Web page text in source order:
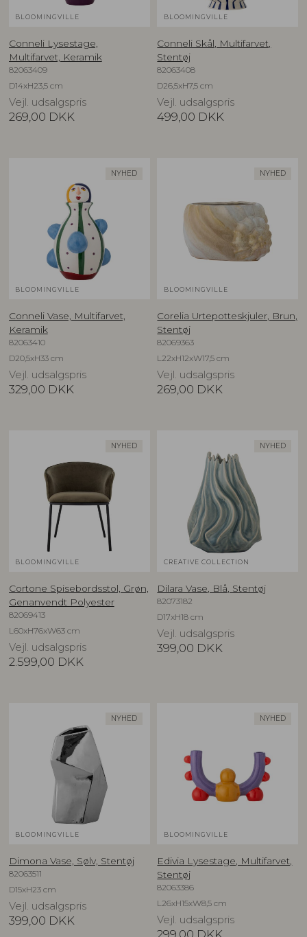
BLOOMINGVILLE
Conneli Lysestage,
Multifarvet, Keramik
82063409
D14xH23,5 cm
Vejl. udsalgspris
269,00 DKK
BLOOMINGVILLE
Conneli Skål, Multifarvet,
Stentøj
82063408
D26,5xH7,5 cm
Vejl. udsalgspris
499,00 DKK
NYHED
BLOOMINGVILLE
Conneli Vase, Multifarvet,
Keramik
82063410
D20,5xH33 cm
Vejl. udsalgspris
329,00 DKK
NYHED
BLOOMINGVILLE
Corelia Urtepotteskjuler, Brun,
Stentøj
82069363
L22xH12xW17,5 cm
Vejl. udsalgspris
269,00 DKK
NYHED
BLOOMINGVILLE
Cortone Spisebordsstol, Grøn,
Genanvendt Polyester
82069413
L60xH76xW63 cm
Vejl. udsalgspris
2.599,00 DKK
NYHED
CREATIVE COLLECTION
Dilara Vase, Blå, Stentøj
82073182
D17xH18 cm
Vejl. udsalgspris
399,00 DKK
NYHED
BLOOMINGVILLE
Dimona Vase, Sølv, Stentøj
82063511
D15xH23 cm
Vejl. udsalgspris
399,00 DKK
NYHED
BLOOMINGVILLE
Edivia Lysestage, Multifarvet,
Stentøj
82063386
L26xH15xW8,5 cm
Vejl. udsalgspris